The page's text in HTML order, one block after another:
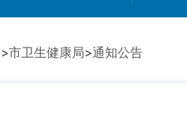
>市卫生健康局>通知公告